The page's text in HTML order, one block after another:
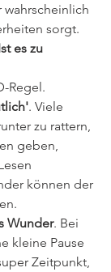
sorgt.
es zu
Regel.
. Viele
zu rattern,
geben,
können der
Wunder. Bei
kleine Pause
Zeitpunkt,